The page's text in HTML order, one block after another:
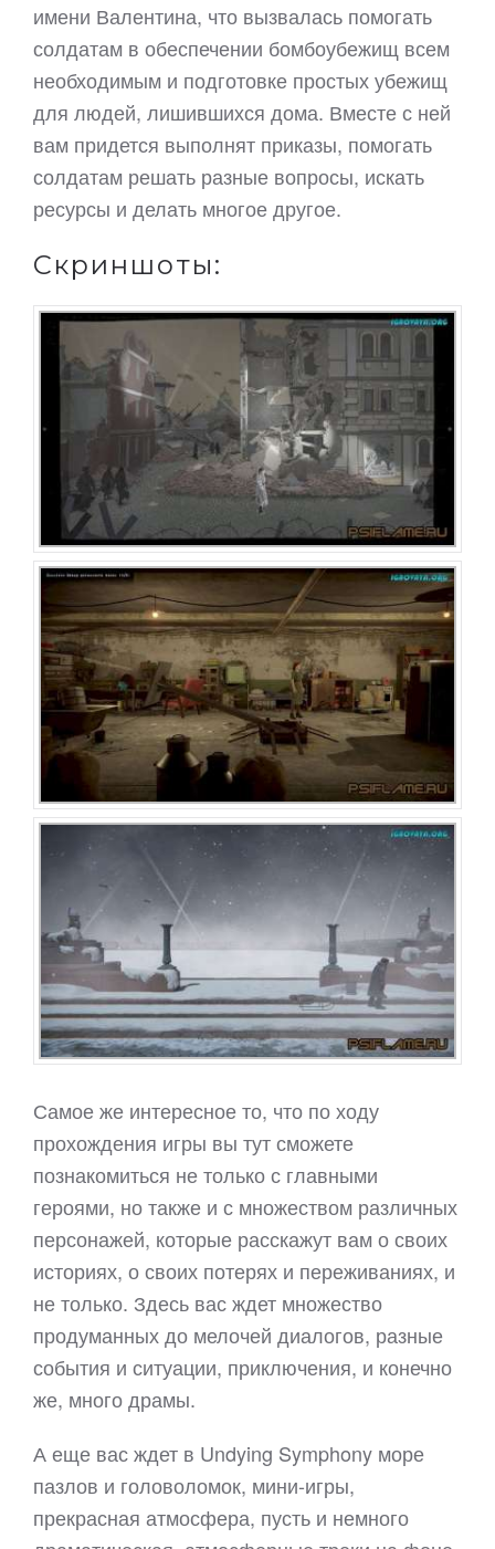
имени Валентина, что вызвалась помогать
солдатам в обеспечении бомбоубежищ всем
необходимым и подготовке простых убежищ
для людей, лишившихся дома. Вместе с ней
вам придется выполнят приказы, помогать
солдатам решать разные вопросы, искать
ресурсы и делать многое другое.
Скриншоты:
Самое же интересное то, что по ходу
прохождения игры вы тут сможете
познакомиться не только с главными
героями, но также и с множеством различных
персонажей, которые расскажут вам о своих
историях, о своих потерях и переживаниях, и
не только. Здесь вас ждет множество
продуманных до мелочей диалогов, разные
события и ситуации, приключения, и конечно
же, много драмы.
А еще вас ждет в Undying Symphony море
пазлов и головоломок, мини-игры,
прекрасная атмосфера, пусть и немного